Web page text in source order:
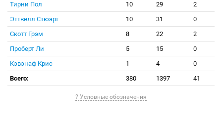
Тирни Пол
10 29
2
Эттвелл Стюарт
10 31
0
Скотт Грэм
8 22
2
Проберт Ли
5 15
0
Кэвэнаф Крис
1 4
0
Всего:
380 1397 41
? Условные обозначения